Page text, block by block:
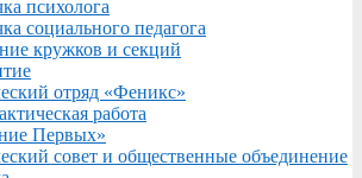
психолога
социального педагога
кружков и секций
отряд «Феникс»
работа
Первых»
совет и общественные объединение